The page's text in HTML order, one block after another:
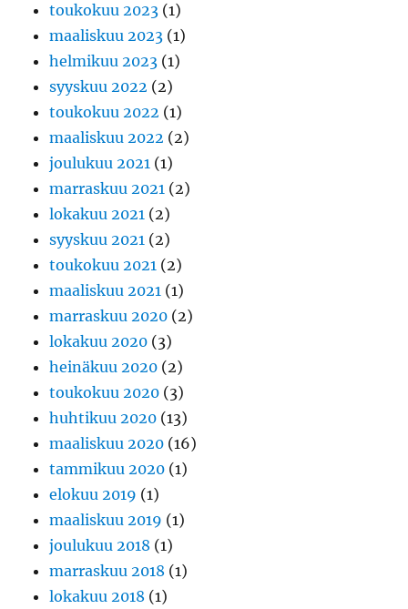
toukokuu 2023 (1)
maaliskuu 2023 (1)
helmikuu 2023 (1)
syyskuu 2022 (2)
toukokuu 2022 (1)
maaliskuu 2022 (2)
joulukuu 2021 (1)
marraskuu 2021 (2)
lokakuu 2021 (2)
syyskuu 2021 (2)
toukokuu 2021 (2)
maaliskuu 2021 (1)
marraskuu 2020 (2)
lokakuu 2020 (3)
heinäkuu 2020 (2)
toukokuu 2020 (3)
huhtikuu 2020 (13)
maaliskuu 2020 (16)
tammikuu 2020 (1)
elokuu 2019 (1)
maaliskuu 2019 (1)
joulukuu 2018 (1)
marraskuu 2018 (1)
lokakuu 2018 (1)